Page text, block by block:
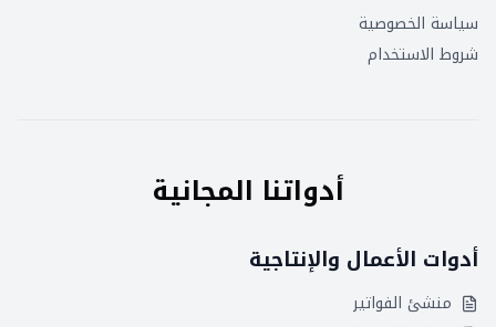
سياسة الخصوصية
شروط الاستخدام
أدواتنا المجانية
أدوات الأعمال والإنتاجية
منشئ الفواتير